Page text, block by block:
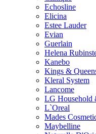
Echosline
Elicina
Estee Lauder
Evian
Guerlain
Helena
Kanebo
Kings &
Kleral System
Lancome
LG Household
L`Oreal
Mades
Maybelline